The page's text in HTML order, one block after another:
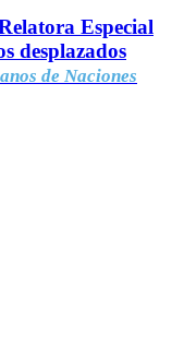
Especial
desplazados
de Naciones